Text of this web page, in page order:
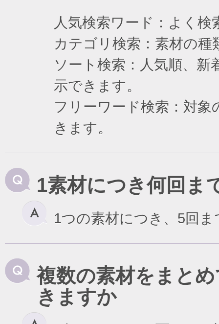
人気検索ワード：よく
カテゴリ検索：素材の
ソート検索：人気順、
示できます。
フリーワード検索：対
きます。
1素材につき何回ま
1つの素材につき、5回
複数の素材をまと
きますか